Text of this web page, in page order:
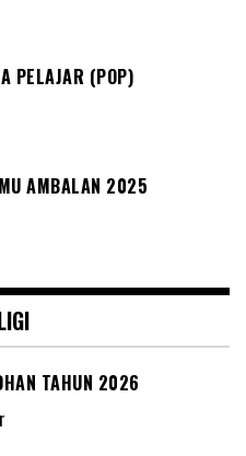
PELAJAR (POP)
AMBALAN 2025
TAHUN 2026